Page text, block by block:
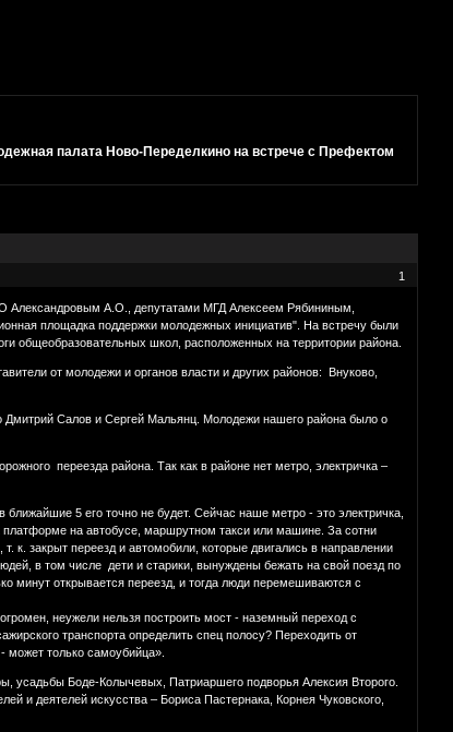
палата Ново-Переделкино на встрече с Префектом
1
Александровым А.О., депутатами МГД Алексеем Рябининым,
площадка поддержки молодежных инициатив". На встречу были
общеобразовательных школ, расположенных на территории района.
от молодежи и органов власти и других районов: Внуково,
Салов и Сергей Мальянц. Молодежи нашего района было о
переезда района. Так как в районе нет метро, электричка –
5 его точно не будет. Сейчас наше метро - это электричка,
на автобусе, маршрутном такси или машине. За сотни
к. закрыт переезд и автомобили, которые двигались в направлении
в том числе дети и старики, вынуждены бежать на свой поезд по
минут открывается переезд, и тогда люди перемешиваются с
неужели нельзя построить мост - наземный переход с
транспорта определить спец полосу? Переходить от
может только самоубийца».
усадьбы Боде-Колычевых, Патриаршего подворья Алексия Второго.
и деятелей искусства – Бориса Пастернака, Корнея Чуковского,